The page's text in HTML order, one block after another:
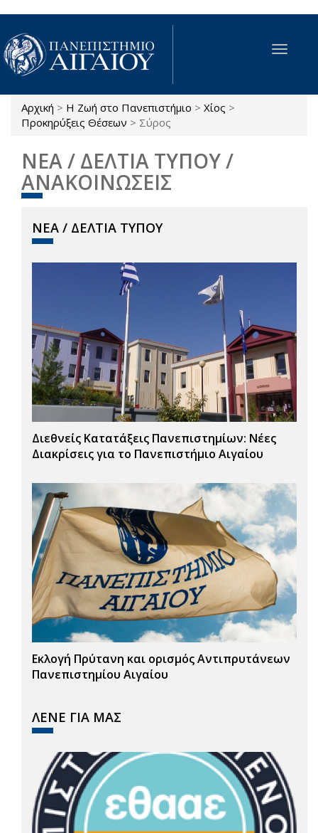
Παράκαμψη προς το κυρίως περιεχόμενο
Toggle
Είστε εδώ
Αρχική > Η Ζωή στο Πανεπιστήμιο > Χίος >
Προκηρύξεις Θέσεων > Σύρος
ΝΕΑ / ΔΕΛΤΙΑ ΤΥΠΟΥ /
ΑΝΑΚΟΙΝΩΣΕΙΣ
ΝΕΑ / ΔΕΛΤΙΑ ΤΥΠΟΥ
Διεθνείς Κατατάξεις Πανεπιστημίων: Νέες
Διακρίσεις για το Πανεπιστήμιο Αιγαίου
Εκλογή Πρύτανη και ορισμός Αντιπρυτάνεων
Πανεπιστημίου Αιγαίου
ΛΕΝΕ ΓΙΑ ΜΑΣ